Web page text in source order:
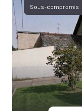
BIENS À
LA
LOCATION
ESTIMEZ
VOTRE
BIEN
NOTRE
Sous-compromis